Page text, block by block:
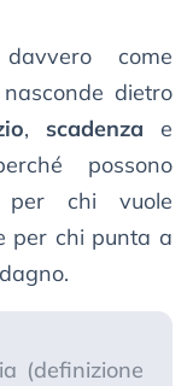
come
dietro
, scadenza e
possono
per chi vuole
per chi punta a
(definizione